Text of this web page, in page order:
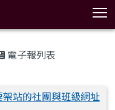
電子報列表
站的社團與班級網址